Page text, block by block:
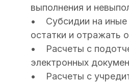
выполнения и
• Субсидии на иные
остатки и отражать
• Расчеты с
электронных
• Расчеты с